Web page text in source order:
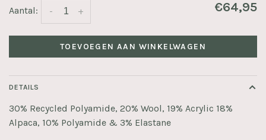
Aantal: +
- €64,95
TOEVOEGEN AAN WINKELWAGEN
DETAILS
30% Recycled Polyamide, 20% Wool, 19% Acrylic 18%
Alpaca, 10% Polyamide & 3% Elastane